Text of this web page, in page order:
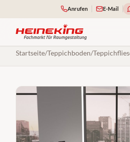
Anrufen E-Mail
Startseite/Teppichboden/